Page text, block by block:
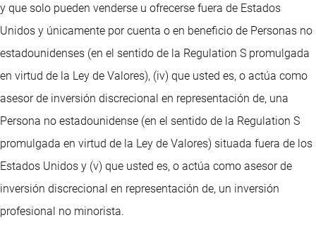
y que solo pueden venderse u ofrecerse fuera de Estados
Unidos y únicamente por cuenta o en beneficio de Personas no
estadounidenses (en el sentido de la Regulation S promulgada
en virtud de la Ley de Valores), (iv) que usted es, o actúa como
asesor de inversión discrecional en representación de, una
Persona no estadounidense (en el sentido de la Regulation S
promulgada en virtud de la Ley de Valores) situada fuera de los
Estados Unidos y (v) que usted es, o actúa como asesor de
inversión discrecional en representación de, un inversión
profesional no minorista.